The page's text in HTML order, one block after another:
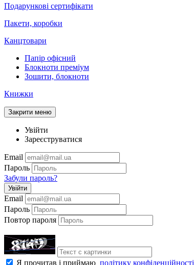
Подарункові сертифікати
Пакети, коробки
Канцтовари
Папір офісний
Блокноти преміум
Зошити, блокноти
Книжки
Закрити меню
Увійти
Зареєструватися
Email
Пароль
Забули пароль?
Увійти
Email
Пароль
Повтор пароля
Я прочитав і приймаю політику конфіденційності